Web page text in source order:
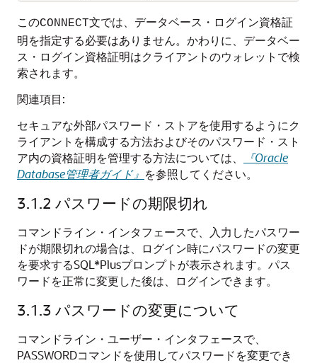
このCONNECT文では、データベース・ログイン資格証
明を指定する必要はありません。かわりに、データベー
ス・ログイン資格証明はクライアントのウォレットで検
索されます。
関連項目:
セキュアな外部パスワード・ストアを使用するようにク
ライアントを構成する方法およびそのパスワード・スト
ア内の資格証明を管理する方法については、
『Oracle
Database管理者ガイド』 を参照してください。
3.1.2 パスワードの期限切れ
コマンドライン・インタフェースで、入力したパスワー
ドが期限切れの場合は、ログイン時にパスワードの変更
を要求するSQL*Plusプロンプトが表示されます。パス
ワードを正常に変更した後は、ログインできます。
3.1.3 パスワードの変更について
コマンドライン・ユーザー・インタフェースで、
PASSWORDコマンドを使用してパスワードを変更でき